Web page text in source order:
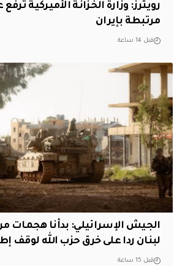
‏رويترز: وزارة الخزانة الأميركية
مرتبطة بإيران
قبل 14 ساعة
الجيش الإسرائيلي: بدأنا هجمات
لبنان ردا على خرق حزب الله لوقف
قبل 15 ساعة